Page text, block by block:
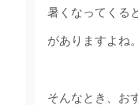
暑くなってくる
がありますよね。
そんなとき、お